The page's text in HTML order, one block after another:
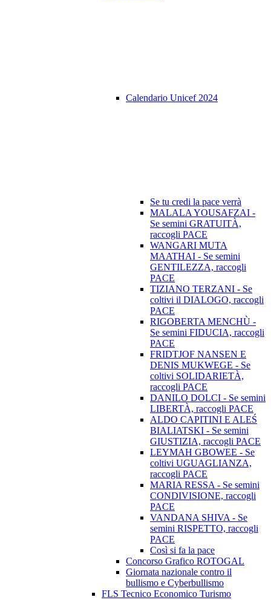
Calendario Unicef 2024
Se tu credi la pace verrà
MALALA YOUSAFZAI -
Se semini GRATUITÀ,
raccogli PACE
WANGARI MUTA
MAATHAI - Se semini
GENTILEZZA, raccogli
PACE
TIZIANO TERZANI - Se
coltivi il DIALOGO, raccogli
PACE
RIGOBERTA MENCHÙ -
Se semini FIDUCIA, raccogli
PACE
FRIDTJOF NANSEN E
DENIS MUKWEGE - Se
coltivi SOLIDARIETÀ,
raccogli PACE
DANILO DOLCI - Se semini
LIBERTÀ, raccogli PACE
ALDO CAPITINI E ALEŚ
BIALIATSKI - Se semini
GIUSTIZIA, raccogli PACE
LEYMAH GBOWEE - Se
coltivi UGUAGLIANZA,
raccogli PACE
MARIA RESSA - Se semini
CONDIVISIONE, raccogli
PACE
VANDANA SHIVA - Se
semini RISPETTO, raccogli
PACE
Così si fa la pace
Concorso Grafico ROTOGAL
Giornata nazionale contro il
bullismo e Cyberbullismo
FLS Tecnico Economico Turismo